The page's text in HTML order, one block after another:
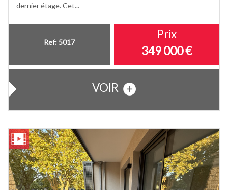
dernier étage. Cet...
Ref: 5017
Prix
349 000€
VOIR